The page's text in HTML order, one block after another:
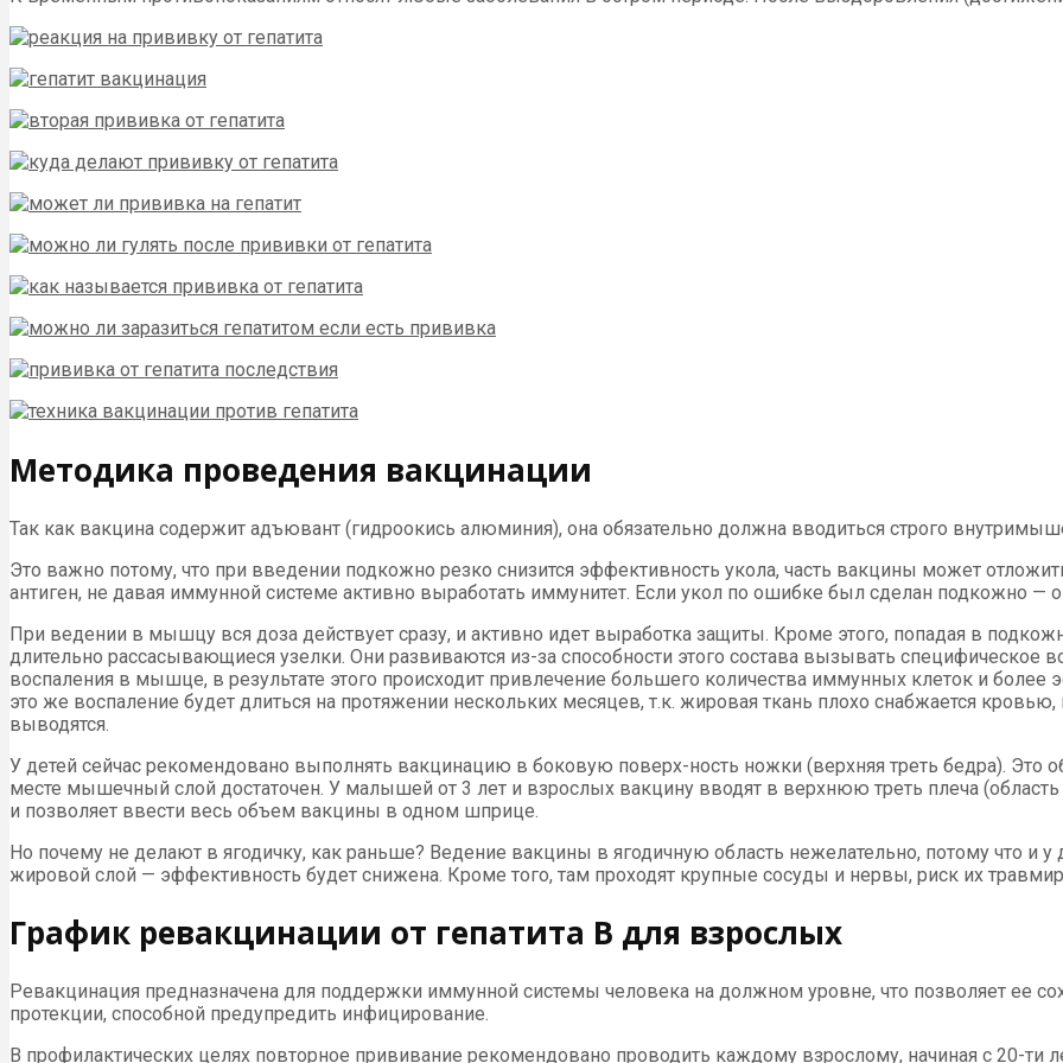
Методика проведения вакцинации
Так как вакцина содержит адъювант (гидроокись алюминия), она обязательно должна вводиться строго
Это важно потому, что при введении подкожно резко снизится эффективность укола, часть вакцины может
антиген, не давая иммунной системе активно выработать иммунитет. Если укол по ошибке был сделан подкожно —
При ведении в мышцу вся доза действует сразу, и активно идет выработка защиты. Кроме этого, попадая в
длительно рассасывающиеся узелки. Они развиваются из-за способности этого состава вызывать специфическое
воспаления в мышце, в результате этого происходит привлечение большего количества иммунных клеток и
это же воспаление будет длиться на протяжении нескольких месяцев, т.к. жировая ткань плохо снабжается
выводятся.
У детей сейчас рекомендовано выполнять вакцинацию в боковую поверх-ность ножки (верхняя треть бедра). Это
месте мышечный слой достаточен. У малышей от 3 лет и взрослых вакцину вводят в верхнюю треть плеча
и позволяет ввести весь объем вакцины в одном шприце.
Но почему не делают в ягодичку, как раньше? Ведение вакцины в ягодичную область нежелательно, потому что и
жировой слой — эффективность будет снижена. Кроме того, там проходят крупные сосуды и нервы, риск их
График ревакцинации от гепатита B для взрослых
Ревакцинация предназначена для поддержки иммунной системы человека на должном уровне, что позволяет ее
протекции, способной предупредить инфицирование.
В профилактических целях повторное прививание рекомендовано проводить каждому взрослому, начиная с 20-ти